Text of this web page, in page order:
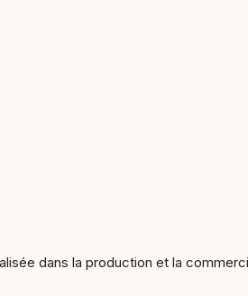
dans la production et la